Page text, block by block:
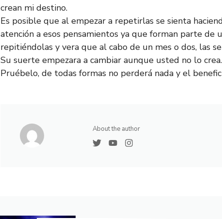
crean mi destino.
Es posible que al empezar a repetirlas se sienta
atención a esos pensamientos ya que forman parte de
repitiéndolas y vera que al cabo de un mes o dos, las
Su suerte empezara a cambiar aunque usted no lo
Pruébelo, de todas formas no perderá nada y el
About the author